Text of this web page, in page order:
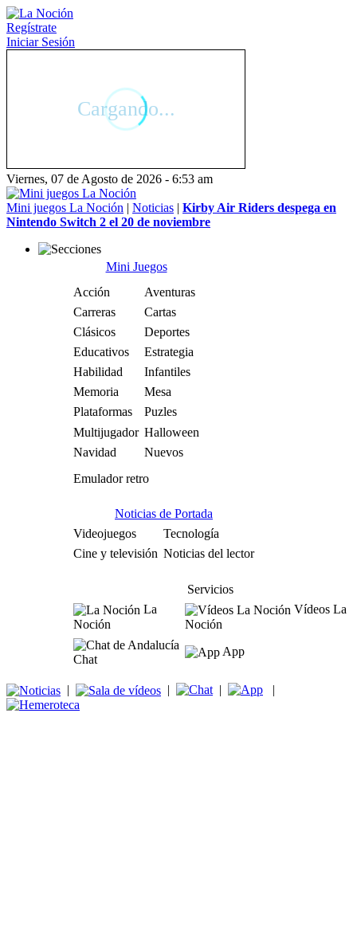
Regístrate
Iniciar Sesión
Viernes, 07 de Agosto de 2026 - 6:53 am
Mini juegos La Noción | Noticias | Kirby Air Riders despega en
Nintendo Switch 2 el 20 de noviembre
Mini Juegos
Acción
Aventuras
Carreras
Cartas
Clásicos
Deportes
Educativos
Estrategia
Habilidad
Infantiles
Memoria
Mesa
Plataformas
Puzles
Multijugador Halloween
Navidad
Nuevos
Emulador retro
Noticias de Portada
Videojuegos
Tecnología
Cine y televisión Noticias del lector
Servicios
La
Noción
Vídeos La
Noción
Chat
App
| | | |